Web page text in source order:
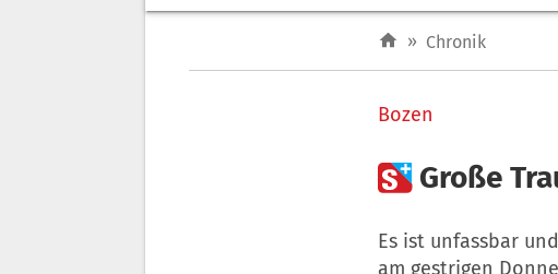
» Chronik
Bozen
 Große
Es ist unfassbar
am gestrigen